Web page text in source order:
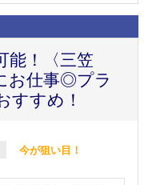
能！〈三笠
お仕事◎プラ
すすめ！
今が狙い目！